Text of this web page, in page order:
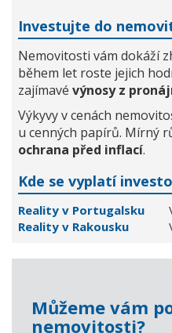
Investujte do
Nemovitosti vám dokáží
během let roste jejich
zajímavé výnosy z
Výkyvy v cenách
u cenných papírů. Mírný
ochrana před inflací.
Kde se vyplatí
Reality v Portugalsku
Reality v Rakousku
Můžeme vám
nemovitosti?